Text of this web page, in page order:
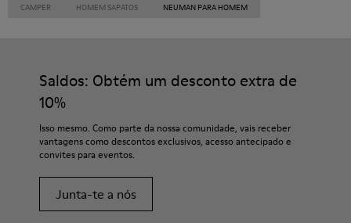
CAMPER HOMEM SAPATOS NEUMAN PARA HOMEM
Saldos: Obtém um desconto extra de
10%
Isso mesmo. Como parte da nossa comunidade, vais receber
vantagens como descontos exclusivos, acesso antecipado e
convites para eventos.
Junta-te a nós